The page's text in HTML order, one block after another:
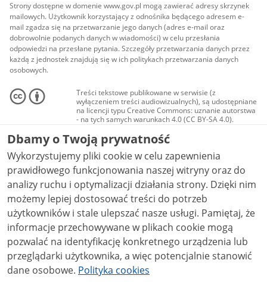
Strony dostępne w domenie www.gov.pl mogą zawierać adresy skrzynek
mailowych. Użytkownik korzystający z odnośnika będącego adresem e-
mail zgadza się na przetwarzanie jego danych (adres e-mail oraz
dobrowolnie podanych danych w wiadomości) w celu przesłania
odpowiedzi na przesłane pytania. Szczegóły przetwarzania danych przez
każdą z jednostek znajdują się w ich politykach przetwarzania danych
osobowych.
Treści tekstowe publikowane w serwisie (z
wyłączeniem treści audiowizualnych), są udostępniane
na licencji typu Creative Commons: uznanie autorstwa
- na tych samych warunkach 4.0 (CC BY-SA 4.0).
Materiały audiowizualne, w tym zdjęcia, materiały
audio i wideo, są udostępniane na licencji typu
Creative Commons: uznanie autorstwa użycie
niekomercyjne - bez utworów zależnych 4.0 (CC BY-
NC-ND 4.0), o ile nie jest to stwierdzone inaczej.
Dbamy o Twoją prywatność
Wykorzystujemy pliki cookie w celu zapewnienia
prawidłowego funkcjonowania naszej witryny oraz do
analizy ruchu i optymalizacji działania strony. Dzięki nim
możemy lepiej dostosować treści do potrzeb
użytkowników i stale ulepszać nasze usługi. Pamiętaj, że
informacje przechowywane w plikach cookie mogą
pozwalać na identyfikację konkretnego urządzenia lub
przeglądarki użytkownika, a więc potencjalnie stanowić
dane osobowe. Polityka cookies